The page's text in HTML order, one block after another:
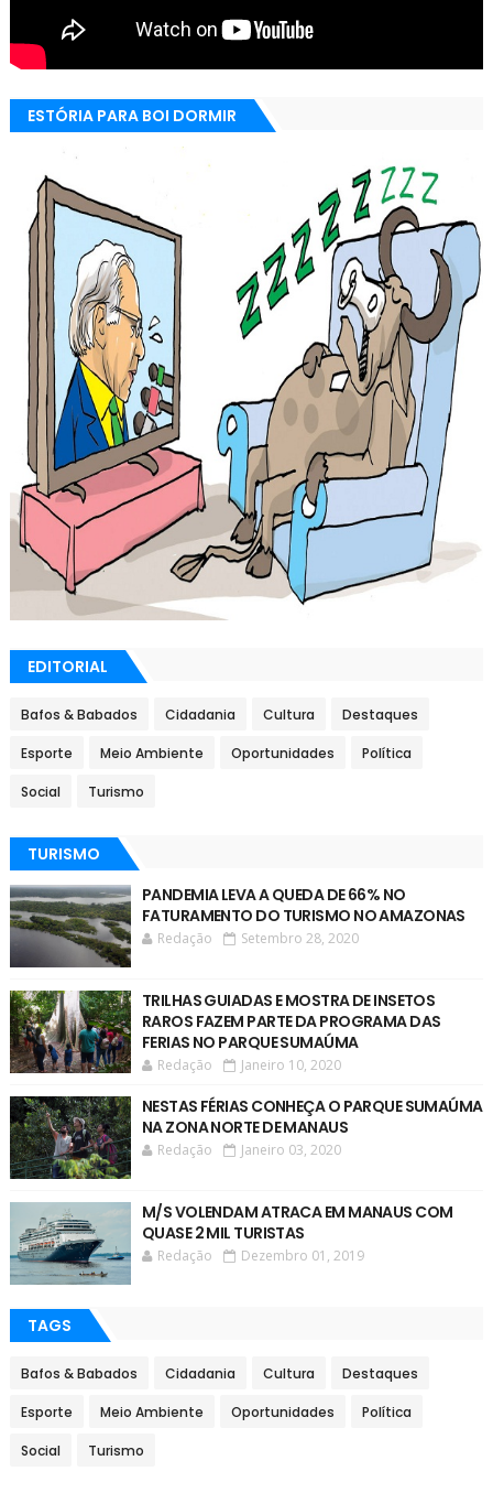
ESTÓRIA PARA BOI DORMIR
EDITORIAL
Bafos & Babados Cidadania Cultura Destaques
Esporte Meio Ambiente Oportunidades Política
Social Turismo
TURISMO
PANDEMIA LEVA A QUEDA DE 66% NO
FATURAMENTO DO TURISMO NO AMAZONAS
Redação Setembro 28, 2020
TRILHAS GUIADAS E MOSTRA DE INSETOS
RAROS FAZEM PARTE DA PROGRAMA DAS
FERIAS NO PARQUE SUMAÚMA
Redação Janeiro 10, 2020
NESTAS FÉRIAS CONHEÇA O PARQUE SUMAÚMA
NA ZONA NORTE DE MANAUS
Redação Janeiro 03, 2020
M/S VOLENDAM ATRACA EM MANAUS COM
QUASE 2 MIL TURISTAS
Redação Dezembro 01, 2019
TAGS
Bafos & Babados Cidadania Cultura Destaques
Esporte Meio Ambiente Oportunidades Política
Social Turismo